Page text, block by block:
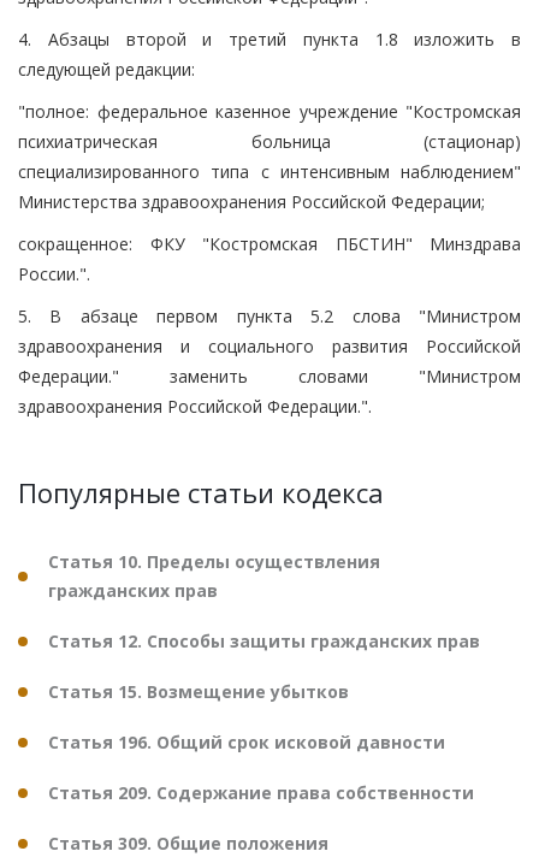
4. Абзацы второй и третий пункта 1.8 изложить в
следующей редакции:
"полное: федеральное казенное учреждение "Костромская
психиатрическая больница (стационар)
специализированного типа с интенсивным наблюдением"
Министерства здравоохранения Российской Федерации;
сокращенное: ФКУ "Костромская ПБСТИН" Минздрава
России.".
5. В абзаце первом пункта 5.2 слова "Министром
здравоохранения и социального развития Российской
Федерации." заменить словами "Министром
здравоохранения Российской Федерации.".
Популярные статьи кодекса
Статья 10. Пределы осуществления
гражданских прав
Статья 12. Способы защиты гражданских прав
Статья 15. Возмещение убытков
Статья 196. Общий срок исковой давности
Статья 209. Содержание права собственности
Статья 309. Общие положения